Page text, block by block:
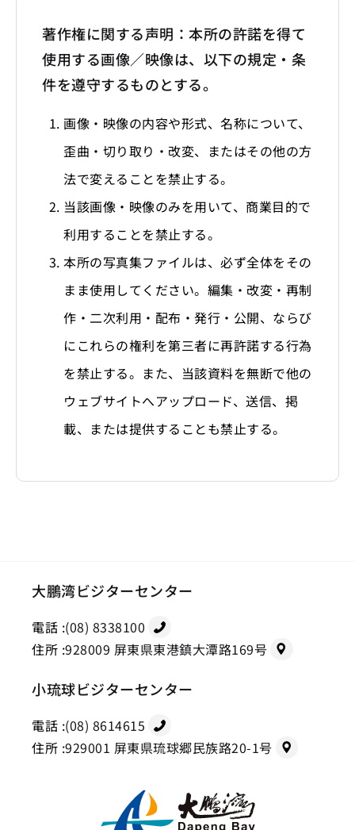
著作権に関する声明：本所の許諾を得て
使用する画像／映像は、以下の規定・条
件を遵守するものとする。
画像・映像の内容や形式、名称について、
歪曲・切り取り・改変、またはその他の方
法で変えることを禁止する。
当該画像・映像のみを用いて、商業目的で
利用することを禁止する。
本所の写真集ファイルは、必ず全体をその
まま使用してください。編集・改変・再制
作・二次利用・配布・発行・公開、ならび
にこれらの権利を第三者に再許諾する行為
を禁止する。また、当該資料を無断で他の
ウェブサイトへアップロード、送信、掲
載、または提供することも禁止する。
大鵬湾ビジターセンター
電話 :(08) 8338100
住所 :928009 屏東県東港鎮大潭路169号
小琉球ビジターセンター
電話 :(08) 8614615
住所 :929001 屏東県琉球郷民族路20-1号